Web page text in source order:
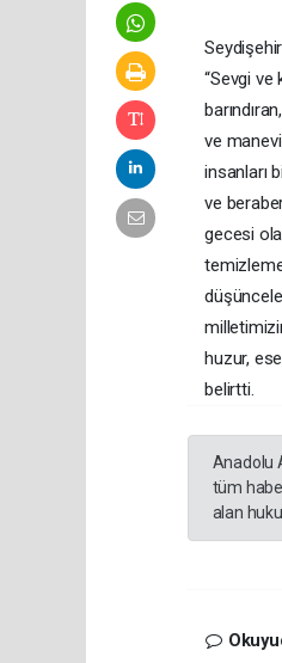
“Sevgi
ve
insanları
ve
gecesi
huzur,
belirtti.
Anadolu
tüm
alan